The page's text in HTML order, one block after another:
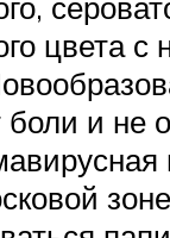
цвета с
и не